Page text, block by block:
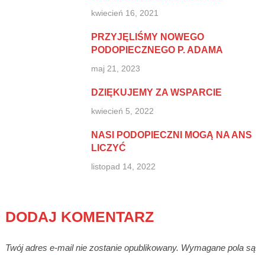
kwiecień 16, 2021
PRZYJĘLIŚMY NOWEGO
PODOPIECZNEGO P. ADAMA
maj 21, 2023
DZIĘKUJEMY ZA WSPARCIE
kwiecień 5, 2022
NASI PODOPIECZNI MOGĄ NA ANS
LICZYĆ
listopad 14, 2022
DODAJ KOMENTARZ
Twój adres e-mail nie zostanie opublikowany. Wymagane pola są